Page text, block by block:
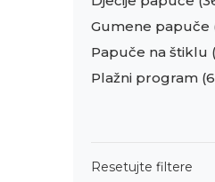
Gumene papuče
Papuče na štiklu
Plažni program
Resetujte filtere